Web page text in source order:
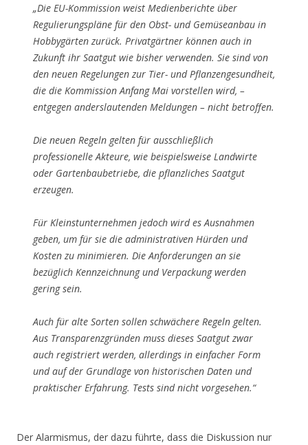
„Die EU-Kommission weist Medienberichte über
Regulierungspläne für den Obst- und Gemüseanbau in
Hobbygärten zurück. Privatgärtner können auch in
Zukunft ihr Saatgut wie bisher verwenden. Sie sind von
den neuen Regelungen zur Tier- und Pflanzengesundheit,
die die Kommission Anfang Mai vorstellen wird, –
entgegen anderslautenden Meldungen – nicht betroffen.
Die neuen Regeln gelten für ausschließlich
professionelle Akteure, wie beispielsweise Landwirte
oder Gartenbaubetriebe, die pflanzliches Saatgut
erzeugen.
Für Kleinstunternehmen jedoch wird es Ausnahmen
geben, um für sie die administrativen Hürden und
Kosten zu minimieren. Die Anforderungen an sie
bezüglich Kennzeichnung und Verpackung werden
gering sein.
Auch für alte Sorten sollen schwächere Regeln gelten.
Aus Transparenzgründen muss dieses Saatgut zwar
auch registriert werden, allerdings in einfacher Form
und auf der Grundlage von historischen Daten und
praktischer Erfahrung. Tests sind nicht vorgesehen.“
Der Alarmismus, der dazu führte, dass die Diskussion nur